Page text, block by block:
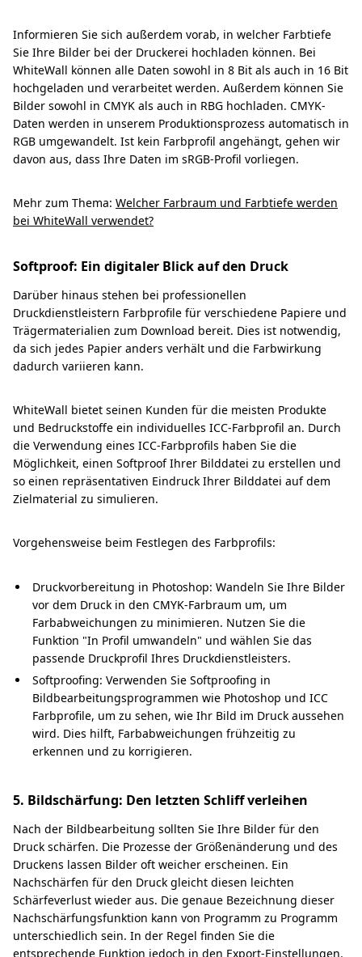
Informieren Sie sich außerdem vorab, in welcher Farbtiefe
Sie Ihre Bilder bei der Druckerei hochladen können. Bei
WhiteWall können alle Daten sowohl in 8 Bit als auch in 16 Bit
hochgeladen und verarbeitet werden. Außerdem können Sie
Bilder sowohl in CMYK als auch in RBG hochladen. CMYK-
Daten werden in unserem Produktionsprozess automatisch in
RGB umgewandelt. Ist kein Farbprofil angehängt, gehen wir
davon aus, dass Ihre Daten im sRGB-Profil vorliegen.
Mehr zum Thema: Welcher Farbraum und Farbtiefe werden
bei WhiteWall verwendet?
Softproof: Ein digitaler Blick auf den Druck
Darüber hinaus stehen bei professionellen
Druckdienstleistern Farbprofile für verschiedene Papiere und
Trägermaterialien zum Download bereit. Dies ist notwendig,
da sich jedes Papier anders verhält und die Farbwirkung
dadurch variieren kann.
WhiteWall bietet seinen Kunden für die meisten Produkte
und Bedruckstoffe ein individuelles ICC-Farbprofil an. Durch
die Verwendung eines ICC-Farbprofils haben Sie die
Möglichkeit, einen Softproof Ihrer Bilddatei zu erstellen und
so einen repräsentativen Eindruck Ihrer Bilddatei auf dem
Zielmaterial zu simulieren.
Vorgehensweise beim Festlegen des Farbprofils:
Druckvorbereitung in Photoshop: Wandeln Sie Ihre Bilder
vor dem Druck in den CMYK-Farbraum um, um
Farbabweichungen zu minimieren. Nutzen Sie die
Funktion "In Profil umwandeln" und wählen Sie das
passende Druckprofil Ihres Druckdienstleisters.
Softproofing: Verwenden Sie Softproofing in
Bildbearbeitungsprogrammen wie Photoshop und ICC
Farbprofile, um zu sehen, wie Ihr Bild im Druck aussehen
wird. Dies hilft, Farbabweichungen frühzeitig zu
erkennen und zu korrigieren.
5. Bildschärfung: Den letzten Schliff verleihen
Nach der Bildbearbeitung sollten Sie Ihre Bilder für den
Druck schärfen. Die Prozesse der Größenänderung und des
Druckens lassen Bilder oft weicher erscheinen. Ein
Nachschärfen für den Druck gleicht diesen leichten
Schärfeverlust wieder aus. Die genaue Bezeichnung dieser
Nachschärfungsfunktion kann von Programm zu Programm
unterschiedlich sein. In der Regel finden Sie die
entsprechende Funktion jedoch in den Export-Einstellungen.